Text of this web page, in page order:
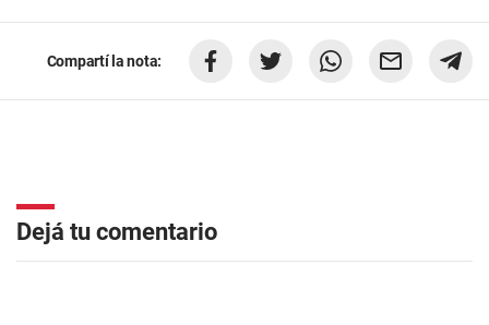
Compartí la nota:
Dejá tu comentario